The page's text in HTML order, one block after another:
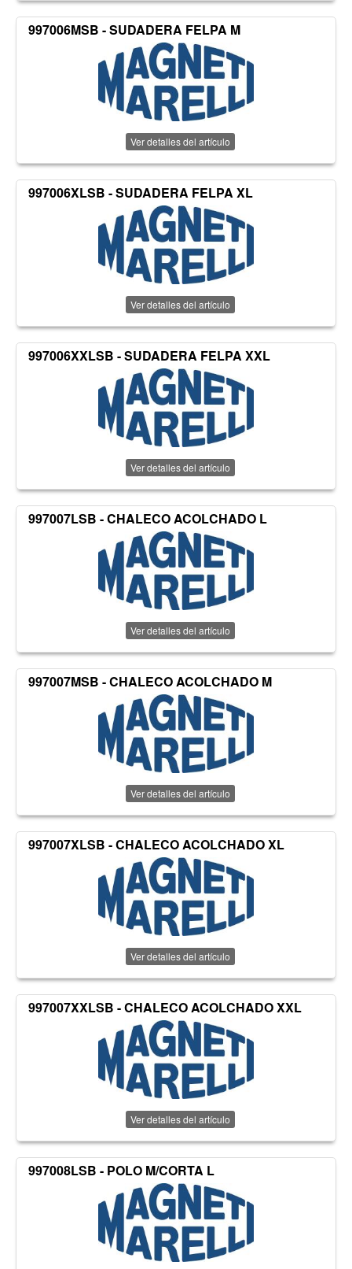
997006MSB - SUDADERA FELPA M
Ver detalles del artículo
997006XLSB - SUDADERA FELPA XL
Ver detalles del artículo
997006XXLSB - SUDADERA FELPA XXL
Ver detalles del artículo
997007LSB - CHALECO ACOLCHADO L
Ver detalles del artículo
997007MSB - CHALECO ACOLCHADO M
Ver detalles del artículo
997007XLSB - CHALECO ACOLCHADO XL
Ver detalles del artículo
997007XXLSB - CHALECO ACOLCHADO XXL
Ver detalles del artículo
997008LSB - POLO M/CORTA L